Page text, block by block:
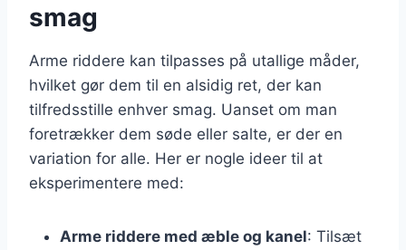
smag
Arme riddere kan tilpasses på utallige måder,
hvilket gør dem til en alsidig ret, der kan
tilfredsstille enhver smag. Uanset om man
foretrækker dem søde eller salte, er der en
variation for alle. Her er nogle ideer til at
eksperimentere med:
Arme riddere med æble og kanel: Tilsæt